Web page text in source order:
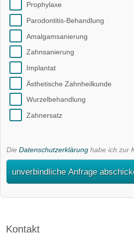
Prophylaxe
Parodontitis-Behandlung
Amalgamsanierung
Zahnsanierung
Implantat
Ästhetische Zahnheilkunde
Wurzelbehandlung
Zahnersatz
Die Datenschutzerklärung habe ich zur
unverbindliche Anfrage
Kontakt